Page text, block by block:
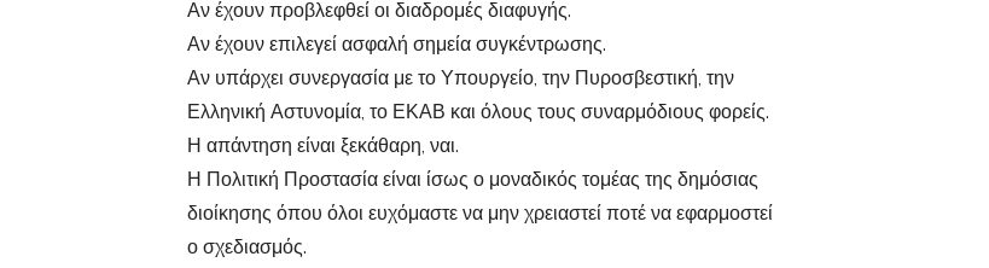
Αν έχουν προβλεφθεί οι διαδρομές διαφυγής.
Αν έχουν επιλεγεί ασφαλή σημεία συγκέντρωσης.
Αν υπάρχει συνεργασία με το Υπουργείο, την Πυροσβεστική, την
Ελληνική Αστυνομία, το ΕΚΑΒ και όλους τους συναρμόδιους φορείς.
Η απάντηση είναι ξεκάθαρη, ναι.
Η Πολιτική Προστασία είναι ίσως ο μοναδικός τομέας της δημόσιας
διοίκησης όπου όλοι ευχόμαστε να μην χρειαστεί ποτέ να εφαρμοστεί
ο σχεδιασμός.